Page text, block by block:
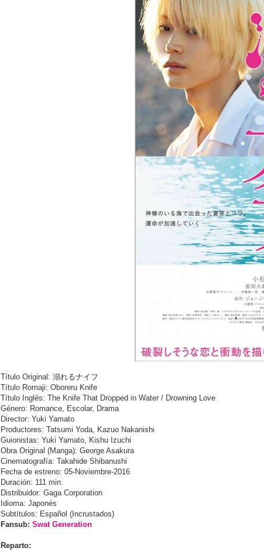
Título Original: 溺れるナイフ
Título Romaji: Oboreru Knife
Título Inglés: The Knife That Dropped in Water / Drowning Love
Género: Romance, Escolar, Drama
Director: Yuki Yamato
Productores: Tatsumi Yoda, Kazuo Nakanishi
Guionistas: Yuki Yamato, Kishu Izuchi
Obra Original (Manga): George Asakura
Cinematografía: Takahide Shibanushi
Fecha de estreno: 05-Noviembre-2016
Duración: 111 min.
Distribuidor: Gaga Corporation
Idioma: Japonés
Subtítulos: Español (Incrustados)
Fansub: Swat Generation
Reparto: